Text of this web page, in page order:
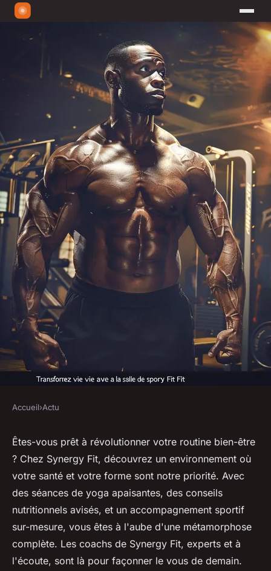
Transformez votre vie avec la
salle de sport synergy fit
Laura•11 septembre 2025•3 min de lecture
Accueil›Actu
Êtes-vous prêt à révolutionner votre routine bien-être
? Chez Synergy Fit, découvrez un environnement où
votre santé et votre forme sont notre priorité. Avec
des séances de yoga apaisantes, des conseils
nutritionnels avisés, et un accompagnement sportif
sur-mesure, vous êtes à l'aube d'une métamorphose
complète. Les coachs de Synergy Fit, experts et à
l'écoute, sont là pour façonner le vous de demain.